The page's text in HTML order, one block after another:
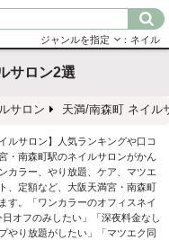
ジャンルを指定 ：ネイル
サロン2選
サロン 天満/南森町 ネイル
ルサロン】人気ランキングや口コ
・南森町駅のネイルサロンがかん
カラー、やり放題、ケア、マツエ
、定額など、大阪天満宮・南森町
す。「ワンカラーのオフィスネイ
オフのみしたい」「深夜料金なし
やり放題がしたい」「マツエク同